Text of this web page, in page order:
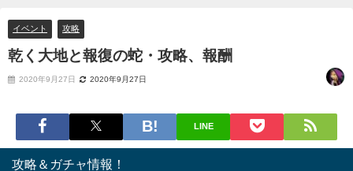
イベント 攻略
乾く大地と報復の蛇・攻略、報酬
2020年9月27日 2020年9月27日
LINE
攻略＆ガチャ情報！